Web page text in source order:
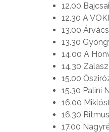
12.00
12.30 A
13.00
13.30
14.00 A
14.30
15.00
15.30 Palini
16.00
16.30
17.00